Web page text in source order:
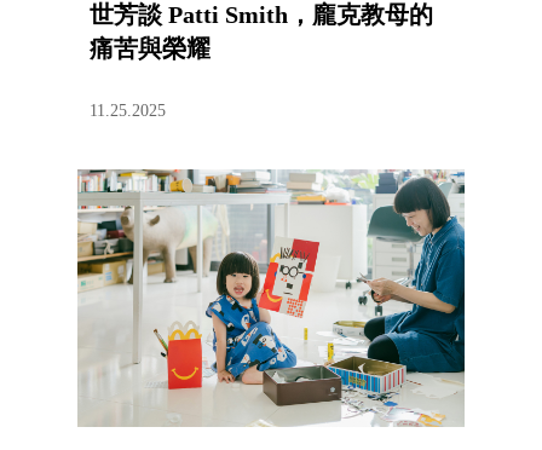
世芳談 Patti Smith，龐克教母的
痛苦與榮耀
11.25.2025